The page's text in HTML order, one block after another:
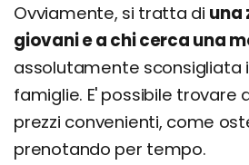
Ovviamente, si tratta di una
giovani e a chi cerca una
assolutamente sconsigliata
famiglie. E' possibile trovare
prezzi convenienti, come
prenotando per tempo.